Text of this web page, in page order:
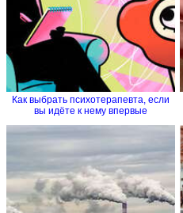
Как выбрать психотерапевта, если
вы идёте к нему впервые